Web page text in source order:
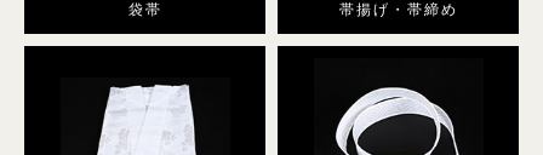
プラン・料金
袋帯 帯揚げ・帯締め